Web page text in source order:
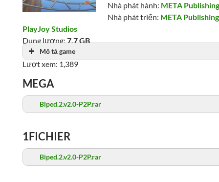
Nhà phát hành: META
Nhà phát triển: META Publishing
PlayJoy Studios
Dung lượng:7.7 GB
Ngày phát hành: 05/11/2025
Lượt xem: 1,389
Mô tả game
MEGA
Biped.2.v2.0-P2P.rar
1FICHIER
Biped.2.v2.0-P2P.rar